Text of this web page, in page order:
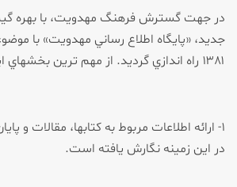
در جهت گسترش فرهنگ مهدويت، با بهره
جديد، «پايگاه اطلاع رساني مهدويت» با
۱۳۸۱ راه اندازي گرديد. از مهم ترين بخش­هاي اين پايگاه
۱- ارائه اطلاعات مربوط به كتاب­ها، مقالات و
در اين زمينه نگارش يافته است.